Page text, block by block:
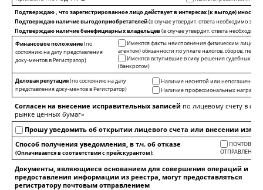
Подтверждаю , что зарегистрированное лицо действует в интересах (к выгоде)
Подтверждаю наличие выгодоприобретателей(в случае утвердит. ответа необходимо
Подтверждаю наличие бенефициарных владельцев(в случае утвердит. ответа
Финансовое положение(по
состоянию на дату представления
доку-ментов в Регистратор)
Имеются факты неисполнения физическим лицом -
агентом) обязанности по уплате налогов, сборов,
Имеются вступившие в силу решения судебных
(банкротом)
Деловая репутация(по состоянию на дату
представления доку-ментов в Регистратор)
Наличие неснятой или
Наличие профессиональных наград,
Согласен на внесение исправительных записей по лицевому счету в
рынке ценных бумаг»
Прошу уведомить об открытии лицевого счета или внесении
Способ получения уведомления, в т.ч. об отказе
(Оплачивается в соответствии с прейскурантом):
ПОЧТОВЫМ
ОТПРАВЛЕНИЕМ
Документы, являющиеся основанием для совершения операций и
предоставления информации из реестра, могут предоставляться
регистратору почтовым отправлением